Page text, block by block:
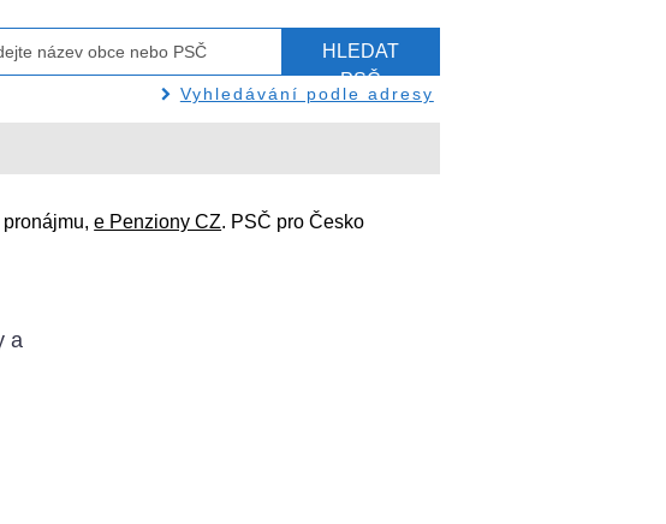
HLEDAT
PSČ
Vyhledávání podle adresy
pronájmu,e Penziony CZ. PSČ pro Česko
a